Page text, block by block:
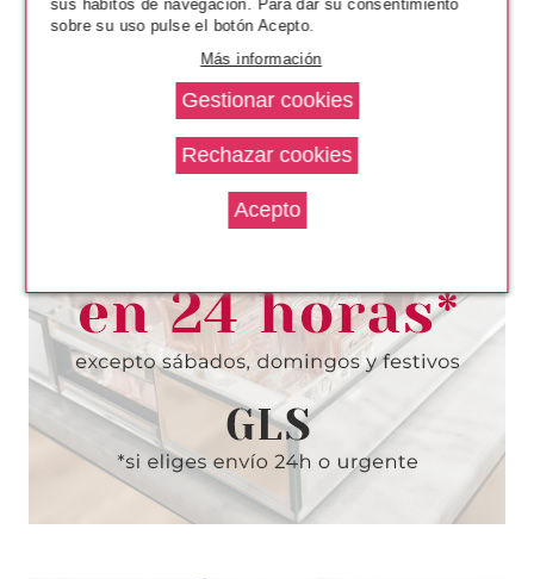
EVE LOM
EVE LOM MOISTURE MASK 100
Pvr 85.00€ desde
64.21€
sus hábitos de navegación. Para dar su consentimiento
sobre su uso pulse el botón Acepto.
Más información